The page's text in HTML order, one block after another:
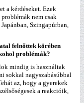
a kérdéseket. Ezek
nem csak
Szingapúrban,
felnőttek körében
problémák?
mindig is használtak
sokkal nagyszabásúbbal
az, hogy a gyerekek
a reakcióik,